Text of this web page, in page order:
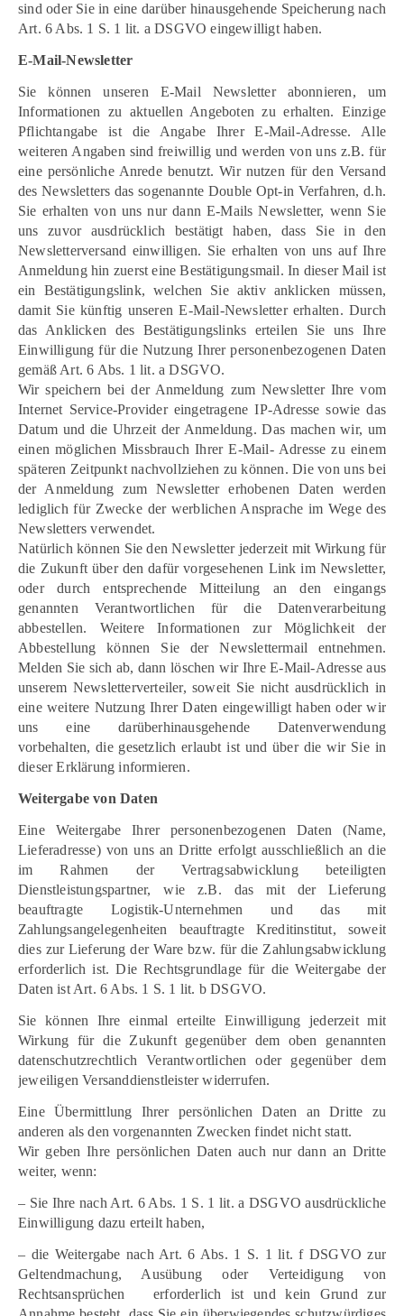
sind oder Sie in eine darüber hinausgehende Speicherung nach
Art. 6 Abs. 1 S. 1 lit. a DSGVO eingewilligt haben.
E-Mail-Newsletter
Sie können unseren E-Mail Newsletter abonnieren, um
Informationen zu aktuellen Angeboten zu erhalten. Einzige
Pflichtangabe ist die Angabe Ihrer E-Mail-Adresse. Alle
weiteren Angaben sind freiwillig und werden von uns z.B. für
eine persönliche Anrede benutzt. Wir nutzen für den Versand
des Newsletters das sogenannte Double Opt-in Verfahren, d.h.
Sie erhalten von uns nur dann E-Mails Newsletter, wenn Sie
uns zuvor ausdrücklich bestätigt haben, dass Sie in den
Newsletterversand einwilligen. Sie erhalten von uns auf Ihre
Anmeldung hin zuerst eine Bestätigungsmail. In dieser Mail ist
ein Bestätigungslink, welchen Sie aktiv anklicken müssen,
damit Sie künftig unseren E-Mail-Newsletter erhalten. Durch
das Anklicken des Bestätigungslinks erteilen Sie uns Ihre
Einwilligung für die Nutzung Ihrer personenbezogenen Daten
gemäß Art. 6 Abs. 1 lit. a DSGVO.
Wir speichern bei der Anmeldung zum Newsletter Ihre vom
Internet Service-Provider eingetragene IP-Adresse sowie das
Datum und die Uhrzeit der Anmeldung. Das machen wir, um
einen möglichen Missbrauch Ihrer E-Mail- Adresse zu einem
späteren Zeitpunkt nachvollziehen zu können. Die von uns bei
der Anmeldung zum Newsletter erhobenen Daten werden
lediglich für Zwecke der werblichen Ansprache im Wege des
Newsletters verwendet.
Natürlich können Sie den Newsletter jederzeit mit Wirkung für
die Zukunft über den dafür vorgesehenen Link im Newsletter,
oder durch entsprechende Mitteilung an den eingangs
genannten Verantwortlichen für die Datenverarbeitung
abbestellen. Weitere Informationen zur Möglichkeit der
Abbestellung können Sie der Newslettermail entnehmen.
Melden Sie sich ab, dann löschen wir Ihre E-Mail-Adresse aus
unserem Newsletterverteiler, soweit Sie nicht ausdrücklich in
eine weitere Nutzung Ihrer Daten eingewilligt haben oder wir
uns eine darüberhinausgehende Datenverwendung
vorbehalten, die gesetzlich erlaubt ist und über die wir Sie in
dieser Erklärung informieren.
Weitergabe von Daten
Eine Weitergabe Ihrer personenbezogenen Daten (Name,
Lieferadresse) von uns an Dritte erfolgt ausschließlich an die
im Rahmen der Vertragsabwicklung beteiligten
Dienstleistungspartner, wie z.B. das mit der Lieferung
beauftragte Logistik-Unternehmen und das mit
Zahlungsangelegenheiten beauftragte Kreditinstitut, soweit
dies zur Lieferung der Ware bzw. für die Zahlungsabwicklung
erforderlich ist. Die Rechtsgrundlage für die Weitergabe der
Daten ist Art. 6 Abs. 1 S. 1 lit. b DSGVO.
Sie können Ihre einmal erteilte Einwilligung jederzeit mit
Wirkung für die Zukunft gegenüber dem oben genannten
datenschutzrechtlich Verantwortlichen oder gegenüber dem
jeweiligen Versanddienstleister widerrufen.
Eine Übermittlung Ihrer persönlichen Daten an Dritte zu
anderen als den vorgenannten Zwecken findet nicht statt.
Wir geben Ihre persönlichen Daten auch nur dann an Dritte
weiter, wenn:
– Sie Ihre nach Art. 6 Abs. 1 S. 1 lit. a DSGVO ausdrückliche
Einwilligung dazu erteilt haben,
– die Weitergabe nach Art. 6 Abs. 1 S. 1 lit. f DSGVO zur
Geltendmachung, Ausübung oder Verteidigung von
Rechtsansprüchen erforderlich ist und kein Grund zur